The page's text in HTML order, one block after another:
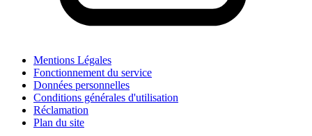
Mentions Légales
Fonctionnement du service
Données personnelles
Conditions générales d'utilisation
Réclamation
Plan du site